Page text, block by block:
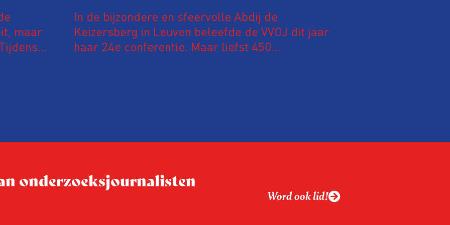
maar
In de bijzondere en sfeervolle Abdij de
Keizersberg in Leuven beleefde de VVOJ dit jaar
haar 24e conferentie. Maar liefst 450
onderzoeksjournalisten
Word ook lid!